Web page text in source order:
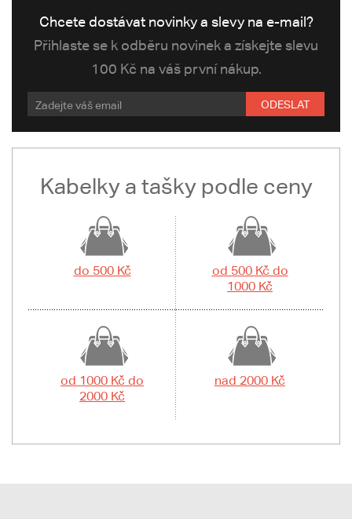
Chcete dostávat novinky a slevy na e-mail?
Přihlaste se k odběru novinek a získejte slevu
100 Kč na váš první nákup.
ODESLAT
Kabelky a tašky podle ceny
do 500 Kč
od 500 Kč do
1000 Kč
od 1000 Kč do
2000 Kč
nad 2000 Kč